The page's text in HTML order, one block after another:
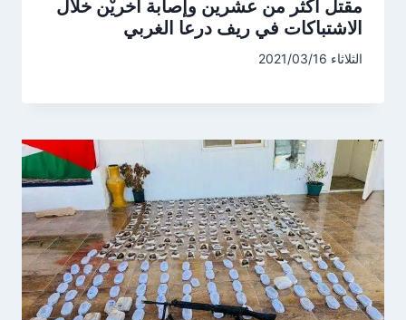
مقتل أكثر من عشرين وإصابة آخريْن خلال
الاشتباكات في ريف درعا الغربي
الثلاثاء 2021/03/16